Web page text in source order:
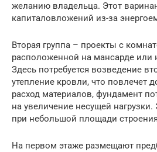
желанию владельца. Этот
капиталовложений из-за
Вторая группа – проекты с
расположенной на мансарде или
Здесь потребуется возведение
утепление кровли, что повлечет
расход материалов, фундамент
на увеличение несущей нагрузки.
при небольшой площади
На первом этаже размещают